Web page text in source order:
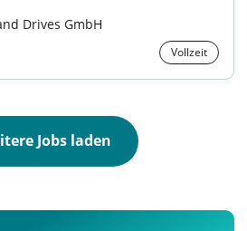
Drives GmbH
Vollzeit
Jobs laden